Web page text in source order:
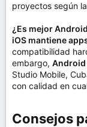
proyectos según
¿Es mejor
iOS mantiene
compatibilidad
embargo, Android
Studio Mobile,
con calidad en
Consejos